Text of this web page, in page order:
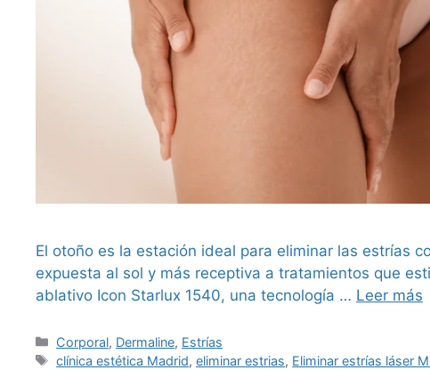
El otoño es la estación ideal para eliminar las estrías
expuesta al sol y más receptiva a tratamientos que
ablativo Icon Starlux 1540, una tecnología … Leer más
Corporal, Dermaline, Estrías
clínica estética Madrid,eliminar estrias, Eliminar estrías láser